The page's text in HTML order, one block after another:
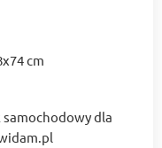
cm
dla